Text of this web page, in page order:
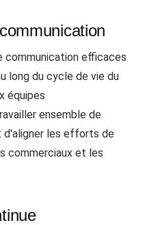
communication efficaces
long du cycle de vie du
équipes
ensemble de
d'aligner les efforts de
commerciaux et les